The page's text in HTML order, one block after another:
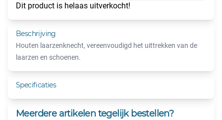
Dit product is helaas uitverkocht!
Beschrijving
Houten laarzenknecht, vereenvoudigd het uittrekken van de
laarzen en schoenen.
Specificaties
Meerdere artikelen tegelijk bestellen?